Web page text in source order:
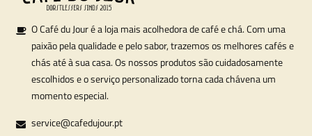
O Café du Jour é a loja mais acolhedora de café e chá. Com uma
paixão pela qualidade e pelo sabor, trazemos os melhores cafés e
chás até à sua casa. Os nossos produtos são cuidadosamente
escolhidos e o serviço personalizado torna cada chávena um
momento especial.
service@cafedujour.pt